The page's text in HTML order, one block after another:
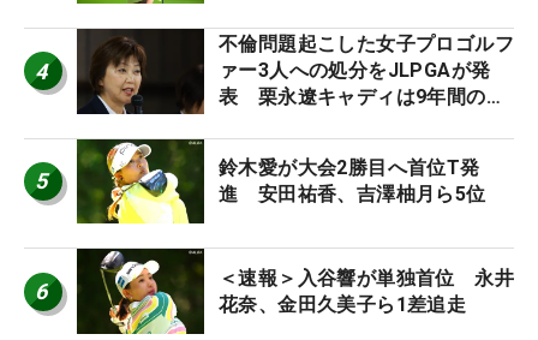
4
不倫問題起こした女子プロゴルフ
ァー3人への処分をJLPGAが発
表 栗永遼キャディは9年間の立
5
鈴木愛が大会2勝目へ首位T発
進 安田祐香、吉澤柚月ら5位
6
＜速報＞入谷響が単独首位 永井
花奈、金田久美子ら1差追走